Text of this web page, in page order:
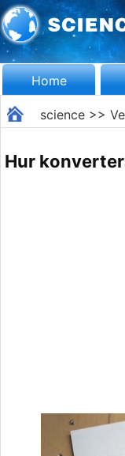
Home
science>>
Hur